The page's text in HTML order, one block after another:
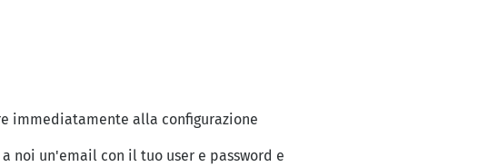
immediatamente alla configurazione
noi un'email con il tuo user e password e